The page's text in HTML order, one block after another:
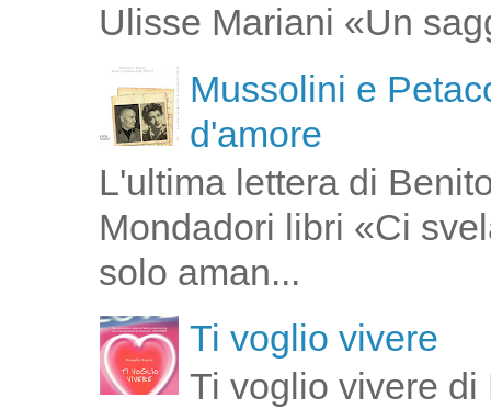
Ulisse Mariani «Un
Mussolini e
d'amore
L'ultima lettera di
Mondadori libri «Ci
solo aman...
Ti voglio vivere
Ti voglio vivere